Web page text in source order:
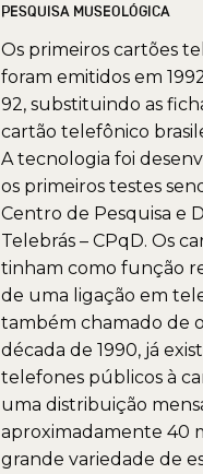
PESQUISA MUSEOLÓGICA
Os primeiros cartões
foram emitidos em
92, substituindo as
cartão telefônico
A tecnologia foi
os primeiros testes
Centro de Pesquisa e
Telebrás – CPqD. Os
tinham como função
de uma ligação em
também chamado de
década de 1990, já
telefones públicos à
uma distribuição
aproximadamente 40
grande variedade de